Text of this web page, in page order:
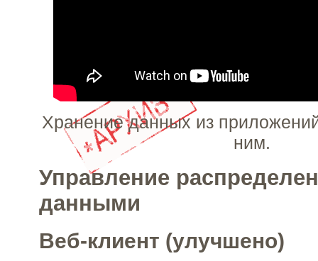
Хранение данных из
ним.
Управление
данными
Веб-клиент (улучшено)